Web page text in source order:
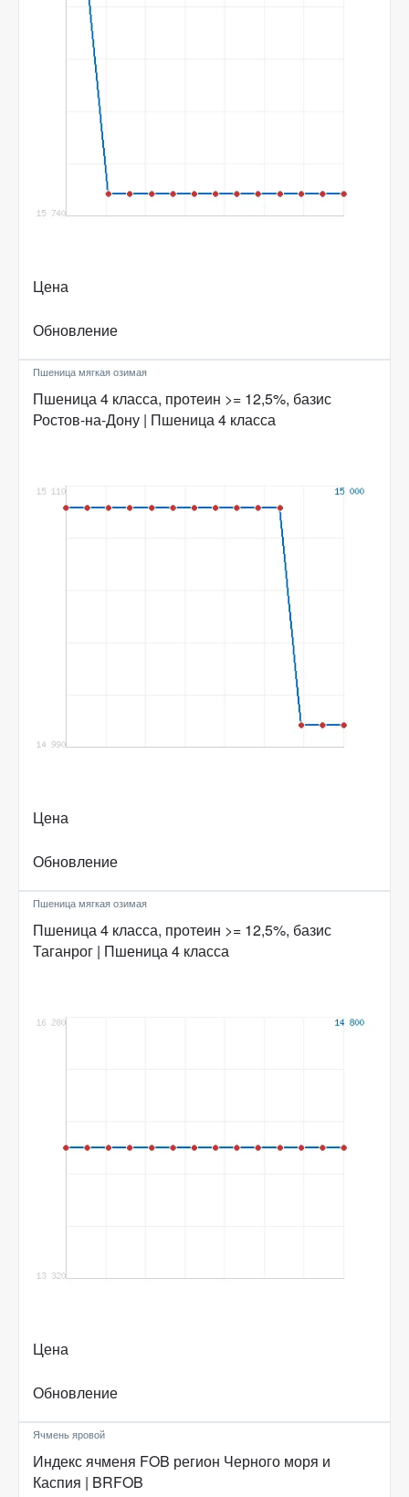
Цена
Обновление
Пшеница мягкая озимая
Пшеница 4 класса, протеин >= 12,5%, базис
Ростов-на-Дону | Пшеница 4 класса
Цена
Обновление
Пшеница мягкая озимая
Пшеница 4 класса, протеин >= 12,5%, базис
Таганрог | Пшеница 4 класса
Цена
Обновление
Ячмень яровой
Индекс ячменя FOB регион Черного моря и
Каспия | BRFOB